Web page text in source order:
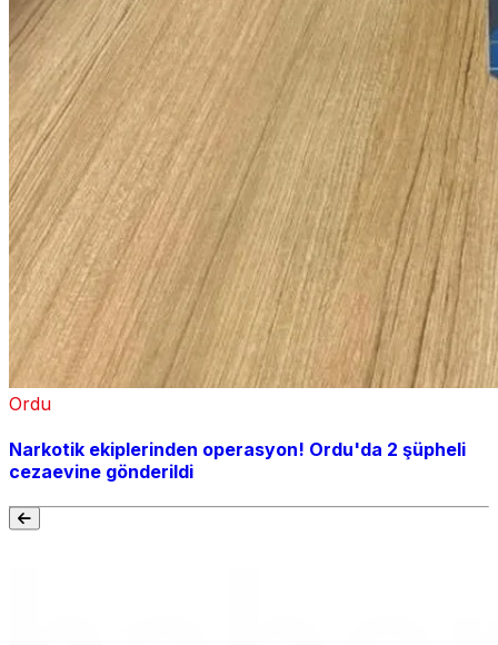
Ordu
Narkotik ekiplerinden operasyon! Ordu'da 2 şüpheli
cezaevine gönderildi